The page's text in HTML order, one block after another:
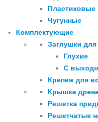
Пластиковые
Чугунные
Комплектующие
Заглушки
Глухие
С
Крепеж для
Крышка
Решетка
Решетчатые